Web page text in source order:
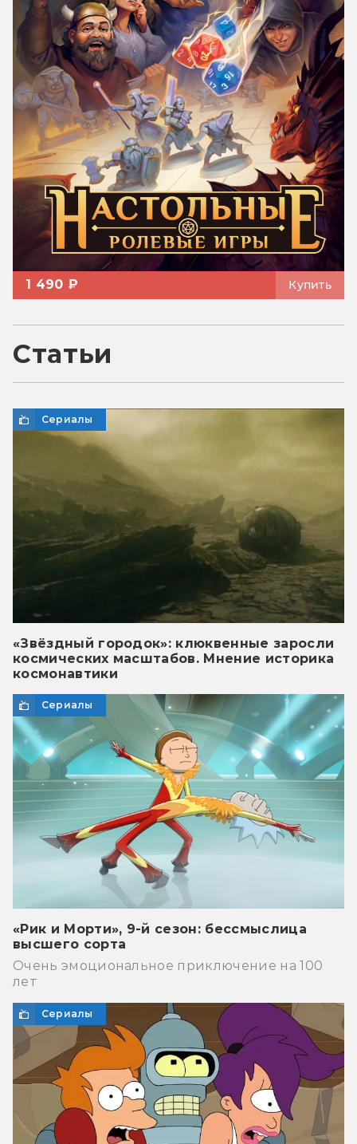
1 490 ₽ Купить
Статьи
Сериалы
«Звёздный городок»: клюквенные заросли
космических масштабов. Мнение историка
космонавтики
Сериалы
«Рик и Морти», 9-й сезон: бессмыслица
высшего сорта
Очень эмоциональное приключение на 100
лет
Сериалы